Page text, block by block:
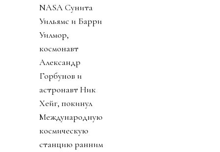
NASA Сунита
Уильямс и Барри
Уилмор,
космонавт
Александр
Горбунов и
астронавт Ник
Хейг, покинул
Международную
космическую
станцию ранним